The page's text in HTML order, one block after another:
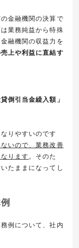
金融機関の決算で
業務純益から特殊
融機関の収益力を
上や利益に直結す
倒引当金繰入額」
りやすいのです
いので、業務改善
ります 。そのた
たままになってし
例について、社内